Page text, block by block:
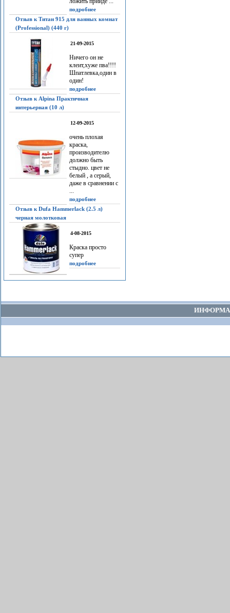
подробнее
Отзыв к Титан 915 для ванных комнат
(Professional) (440 г)
21-09-2015
Ничего он не
клеит,хуже пва!!!!
Шпатлевка,один в
один!
подробнее
Отзыв к Alpina Практичная
интерьерная (10 л)
12-09-2015
очень плохая
краска,
производителю
должно быть
стыдно. цвет не
белый , а серый,
даже в сравнении с
...
подробнее
Отзыв к Dufa Hammerlack (2.5 л)
черная молотковая
4-08-2015
Краска просто
супер
подробнее